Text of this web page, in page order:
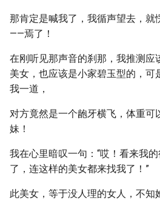
那肯定是喊我了，我循声望去，就
——焉了！
在刚听见那声音的刹那，我推测应
美女，也应该是小家碧玉型的，可
我一道，
对方竟然是一个龅牙横飞，体重可
妹！
我在心里暗叹一句：“哎！看来我
了，连这样的美女都来找我了！”
此美女，等于没人理的女人，不知